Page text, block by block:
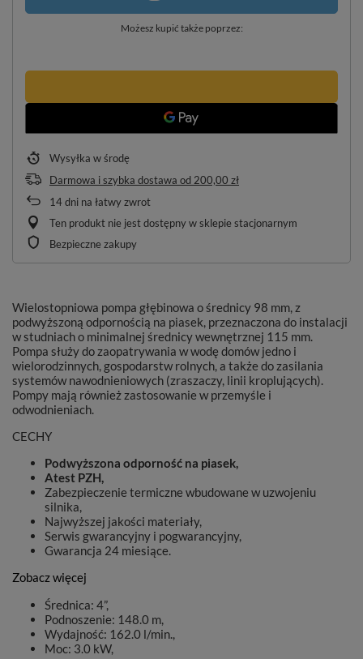
Możesz kupić także poprzez:
Wysyłka w środę
Darmowa i szybka dostawa od 200,00 zł
14dni na łatwy zwrot
Ten produkt nie jest dostępny w sklepie stacjonarnym
Bezpieczne zakupy
Wielostopniowa pompa głębinowa o średnicy 98 mm, z
podwyższoną odpornością na piasek, przeznaczona do instalacji
w studniach o minimalnej średnicy wewnętrznej 115 mm.
Pompa służy do zaopatrywania w wodę domów jedno i
wielorodzinnych, gospodarstw rolnych, a także do zasilania
systemów nawodnieniowych (zraszaczy, linii kroplujących).
Pompy mają również zastosowanie w przemyśle i
odwodnieniach.
CECHY
Podwyższona odporność na piasek,
Atest PZH,
Zabezpieczenie termiczne wbudowane w uzwojeniu
silnika,
Najwyższej jakości materiały,
Serwis gwarancyjny i pogwarancyjny,
Gwarancja 24 miesiące.
Zobacz więcej
Średnica: 4”,
Podnoszenie: 148.0 m,
Wydajność: 162.0 l/min.,
Moc: 3.0 kW,